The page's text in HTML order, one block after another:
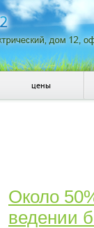
цены
Около
ведении